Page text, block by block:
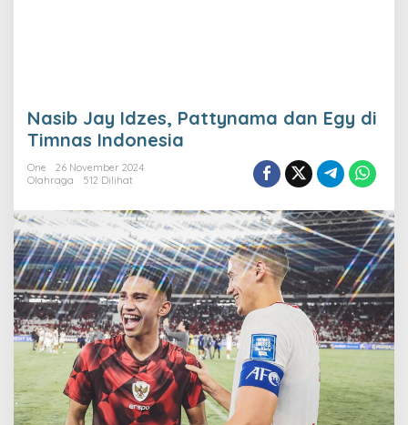
Nasib Jay Idzes, Pattynama dan Egy di
Timnas Indonesia
One
26 November 2024
Olahraga
512 Dilihat